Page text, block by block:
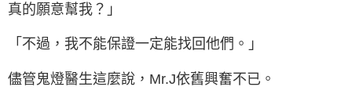
真的願意幫我？」
「不過，我不能保證一定能找回他們。」
儘管鬼燈醫生這麼說，Mr.J依舊興奮不已。